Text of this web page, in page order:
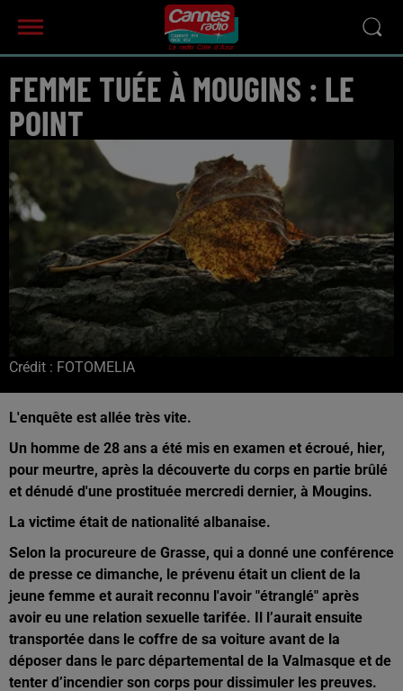
FEMME TUÉE À MOUGINS : LE
POINT
Crédit : FOTOMELIA
L'enquête est allée très vite.
Un homme de 28 ans a été mis en examen et écroué, hier,
pour meurtre, après la découverte du corps en partie brûlé
et dénudé d'une prostituée mercredi dernier, à Mougins.
La victime était de nationalité albanaise.
Selon la procureure de Grasse, qui a donné une conférence
de presse ce dimanche, le prévenu était un client de la
jeune femme et aurait reconnu l'avoir "étranglé" après
avoir eu une relation sexuelle tarifée. Il l’aurait ensuite
transportée dans le coffre de sa voiture avant de la
déposer dans le parc départemental de la Valmasque et de
tenter d’incendier son corps pour dissimuler les preuves.